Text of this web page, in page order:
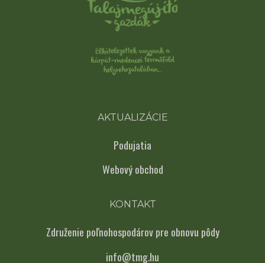
AKTUALIZÁCIE
Podujatia
Webový obchod
KONTAKT
Združenie poľnohospodárov pre obnovu pôdy
info@tmg.hu